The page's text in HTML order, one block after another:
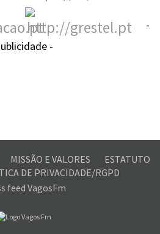
-
-
MISSÃO E VALORES
ESTATUTO
DE PRIVACIDADE/RGPD